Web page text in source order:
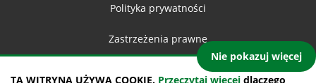
TA WITRYNA UŻYWA COOKIE. Przeczytaj więcej dlaczego
Nie pokazuj więcej
Polityka prywatności
Zastrzeżenia prawne